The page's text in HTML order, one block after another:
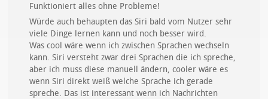
Funktioniert alles ohne Probleme!
Würde auch behaupten das Siri bald vom Nutzer sehr
viele Dinge lernen kann und noch besser wird.
Was cool wäre wenn ich zwischen Sprachen wechseln
kann. Siri versteht zwar drei Sprachen die ich spreche,
aber ich muss diese manuell ändern, cooler wäre es
wenn Siri direkt weiß welche Sprache ich gerade
spreche. Das ist interessant wenn ich Nachrichten